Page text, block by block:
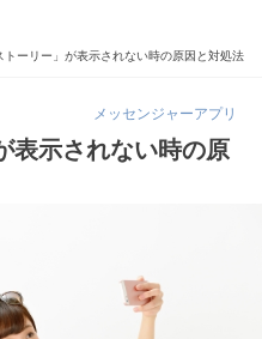
トーリー」が表示されない時の原因と対処法
メッセンジャーアプリ
表示されない時の原